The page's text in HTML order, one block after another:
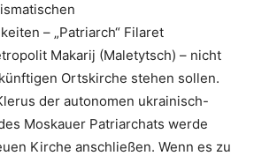
– „Patriarch“ Filaret
Makarij (Maletytsch) – nicht
Ortskirche stehen sollen.
der autonomen ukrainisch-
Moskauer Patriarchats werde
Kirche anschließen. Wenn es zu